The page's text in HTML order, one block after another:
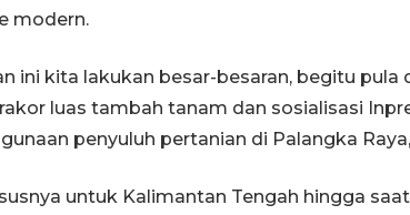
modern.
ini kita lakukan besar-besaran, begitu pula
luas tambah tanam dan sosialisasi
penyuluh pertanian di Palangka
untuk Kalimantan Tengah hingga